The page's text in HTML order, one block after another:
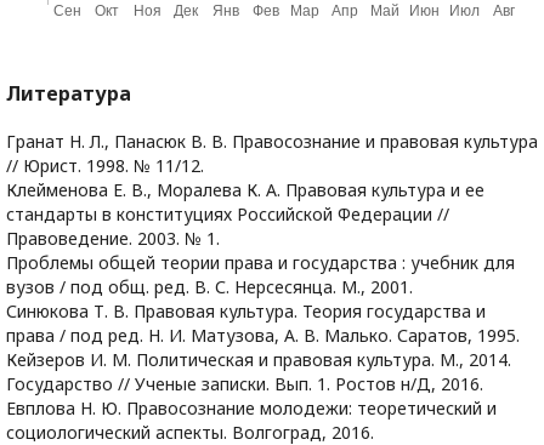
Литература
Гранат Н. Л., Панасюк В. В. Правосознание и правовая культура
// Юрист. 1998. № 11/12.
Клейменова Е. В., Моралева К. А. Правовая культура и ее
стандарты в конституциях Российской Федерации //
Правоведение. 2003. № 1.
Проблемы общей теории права и государства : учебник для
вузов / под общ. ред. В. С. Нерсесянца. М., 2001.
Синюкова Т. В. Правовая культура. Теория государства и
права / под ред. Н. И. Матузова, А. В. Малько. Саратов, 1995.
Кейзеров И. М. Политическая и правовая культура. М., 2014.
Государство // Ученые записки. Вып. 1. Ростов н/Д, 2016.
Евплова Н. Ю. Правосознание молодежи: теоретический и
социологический аспекты. Волгоград, 2016.